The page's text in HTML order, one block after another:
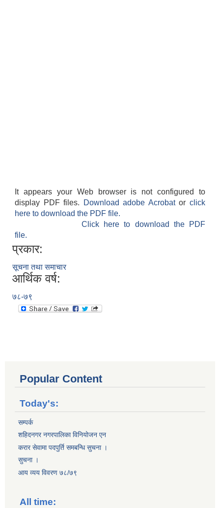
It appears your Web browser is not configured to
display PDF files.
Download adobe Acrobatorclick
here to download the PDF file.
Click here to download the PDF
file.
प्रकार:
सूचना तथा समाचार
आर्थिक वर्ष:
७८-७९
Popular Content
Today's:
सम्पर्क
शहिदनगर नगरपालिका विनियोजन एन
करार सेवामा पदपुर्ति समबन्धि सुचना ।
सुचना ।
आय व्यय विवरण ७८/७९
All time: